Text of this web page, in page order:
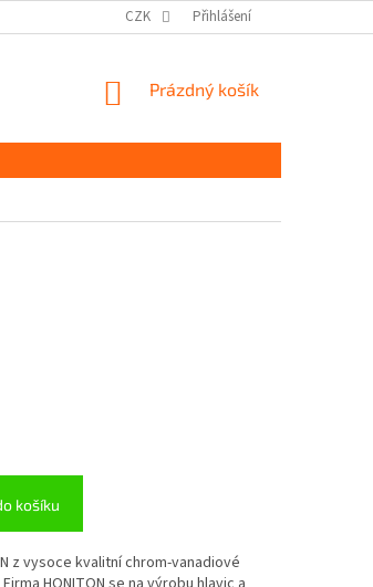
CZK Přihlášení
NÁKUPNÍ
Prázdný košík
košíku
z vysoce kvalitní chrom-vanadiové